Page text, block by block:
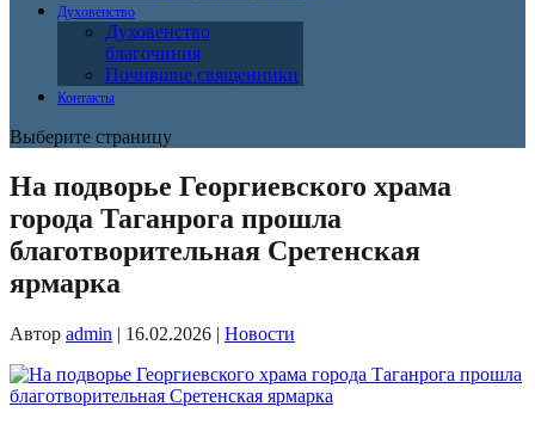
Духовенство
Духовенство
благочиния
Почившие священники
Контакты
Выберите страницу
На подворье Георгиевского храма
города Таганрога прошла
благотворительная Сретенская
ярмарка
Автор admin | 16.02.2026 | Новости